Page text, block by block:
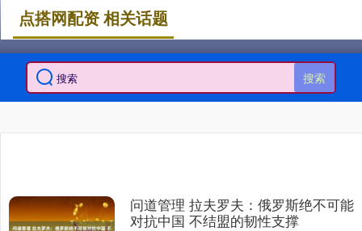
搜索
点搭网配资 相关话题
问道管理 拉夫罗夫：俄罗斯绝不可能
对抗中国 不结盟的韧性支撑